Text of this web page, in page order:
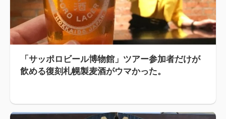
「サッポロビール博物館」ツアー参加者だけが
飲める復刻札幌製麦酒がウマかった。